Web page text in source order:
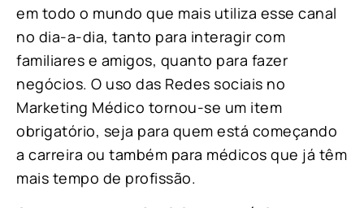
em todo o mundo que mais utiliza esse canal
no dia-a-dia, tanto para interagir com
familiares e amigos, quanto para fazer
negócios. O uso das Redes sociais no
Marketing Médico tornou-se um item
obrigatório, seja para quem está começando
a carreira ou também para médicos que já têm
mais tempo de profissão.